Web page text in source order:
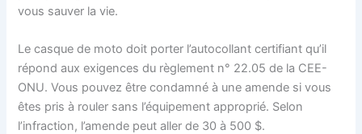
vous sauver la vie.
Le casque de moto doit porter l’autocollant certifiant qu’il
répond aux exigences du règlement n° 22.05 de la CEE-
ONU. Vous pouvez être condamné à une amende si vous
êtes pris à rouler sans l’équipement approprié. Selon
l’infraction, l’amende peut aller de 30 à 500 $.